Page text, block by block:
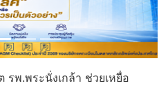
พ.พระนั่งเกล้า ช่วยเหยื่อ